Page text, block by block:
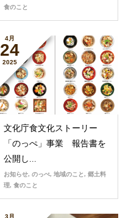
食のこと
4月
24
2025
文化庁食文化ストーリー
「のっぺ」事業 報告書を
公開し...
お知らせ, のっぺ, 地域のこと, 郷土料
理, 食のこと